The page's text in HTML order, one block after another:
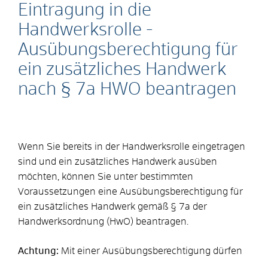
Eintragung in die
Handwerksrolle -
Ausübungsberechtigung für
ein zusätzliches Handwerk
nach § 7a HWO beantragen
Wenn Sie bereits in der Handwerksrolle eingetragen
sind und ein zusätzliches Handwerk ausüben
möchten, können Sie unter bestimmten
Voraussetzungen eine Ausübungsberechtigung für
ein zusätzliches Handwerk gemäß § 7a der
Handwerksordnung (HwO) beantragen.
Achtung: Mit einer Ausübungsberechtigung dürfen